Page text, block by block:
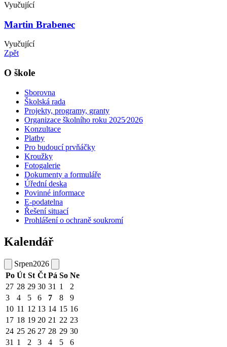
Vyučující
Martin Brabenec
Vyučující
Zpět
O škole
Sborovna
Školská rada
Projekty, programy, granty
Organizace školního roku 2025⁄2026
Konzultace
Platby
Pro budoucí prvňáčky
Kroužky
Fotogalerie
Dokumenty a formuláře
Úřední deska
Povinné informace
E-podatelna
Řešení situací
Prohlášení o ochraně soukromí
Kalendář
Srpen2026
Po Út St Čt Pá So Ne
27 28 29 30 31 1
2
3
4 5 6 7 8
9
10 11 12 13 14 15 16
17 18 19 20 21 22 23
24 25 26 27 28 29 30
31 1 2 3 4 5 6